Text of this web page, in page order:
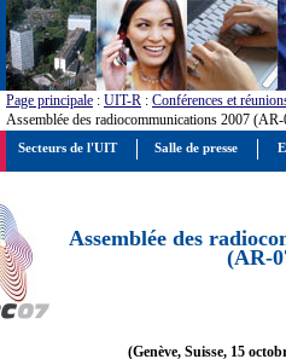
Page principale : UIT-R : Conférences et
Assemblée des radiocommunications 2007
Assemblée des
(AR-
(Genève, Suisse, 15
Secteurs de l'UIT Salle de presse